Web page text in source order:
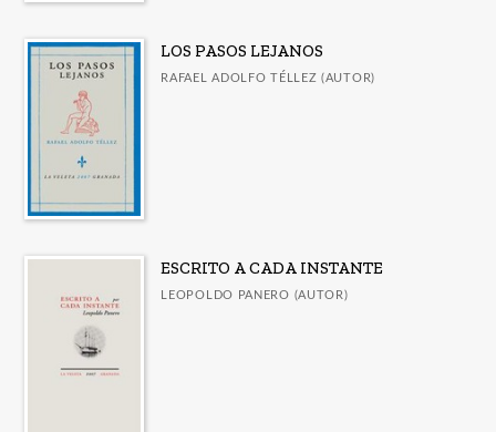
LOS PASOS LEJANOS
RAFAEL ADOLFO TÉLLEZ (AUTOR)
ESCRITO A CADA INSTANTE
LEOPOLDO PANERO (AUTOR)